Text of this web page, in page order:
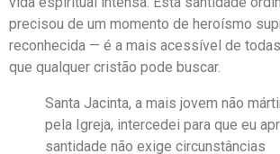
precisou de um momento de heroísmo
reconhecida — é a mais acessível de
que qualquer cristão pode buscar.
Santa Jacinta, a mais jovem não
pela Igreja, intercedei para que eu
santidade não exige circunstâncias